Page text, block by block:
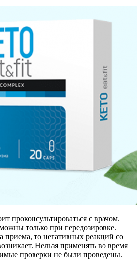
проконсультироваться с врачом.
только при передозировке.
приема, то негативных реакций со
Нельзя применять во время
проверки не были проведены.